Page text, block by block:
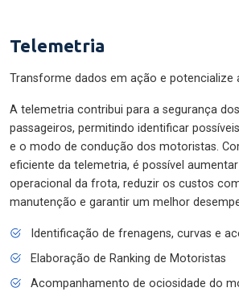
Telemetria
Transforme dados em ação e potencialize
A telemetria contribui para a segurança
passageiros, permitindo identificar
e o modo de condução dos motoristas.
eficiente da telemetria, é possível
operacional da frota, reduzir os custos
manutenção e garantir um melhor
Identificação de frenagens, curvas e
Elaboração de Ranking de Motoristas
Acompanhamento de ociosidade do